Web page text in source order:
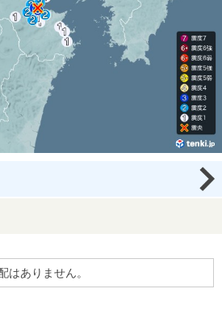
はありません。